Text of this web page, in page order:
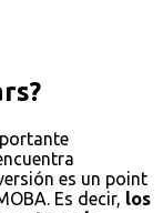
es un point
Es decir, los